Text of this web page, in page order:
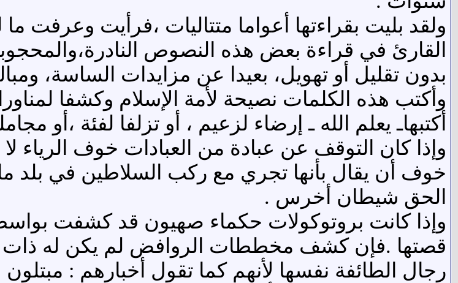
ولقد بليت بقراءتها أعواما متتاليات ،فرأيت وعرفت
القارئ في قراءة بعض هذه النصوص
بدون تقليل أو تهويل، بعيدا عن مزايدات الساسة،
وأكتب هذه الكلمات نصيحة لأمة الإسلام وكشفا
أكتبهاـ يعلم الله ـ إرضاء لزعيم ، أو تزلفا لفئة ،أو
وإذا كان التوقف عن عبادة من العبادات خوف
خوف أن يقال بأنها تجري مع ركب السلاطين في
الحق شيطان أخرس .
وإذا كانت بروتوكولات حكماء صهيون قد كشفت
قصتها .فإن كشف مخططات الروافض لم يكن له ذات